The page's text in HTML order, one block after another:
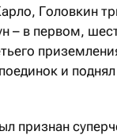
Головкин
– в первом,
и поднял
признан